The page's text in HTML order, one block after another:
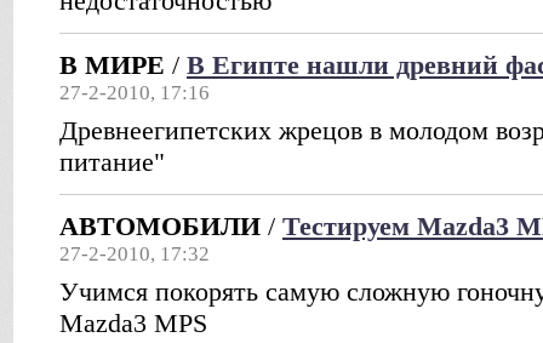
В МИРЕ / В Египте нашли древний
27-2-2010, 17:16
Древнеегипетских жрецов в молодом
питание"
АВТОМОБИЛИ / Тестируем Mazda3
27-2-2010, 17:32
Учимся покорять самую сложную
Mazda3 MPS